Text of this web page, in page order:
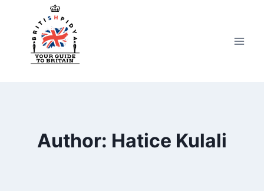
content
Author: Hatice Kulali